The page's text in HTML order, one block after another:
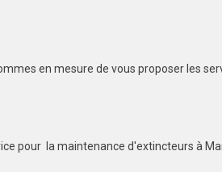
en mesure de vous proposer les
pour la maintenance d'extincteurs à